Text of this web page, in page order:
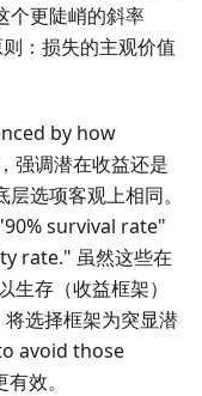
个更陡峭的斜率
：损失的主观价值
by how
强调潜在收益还是
选项客观上相同。
survival rate"
rate." 虽然这些在
存（收益框架）
选择框架为突显潜
avoid those
效。